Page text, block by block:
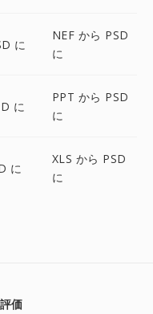
に
NEF から PSD
に
に
PPT から PSD
に
に
XLS から PSD
に
価